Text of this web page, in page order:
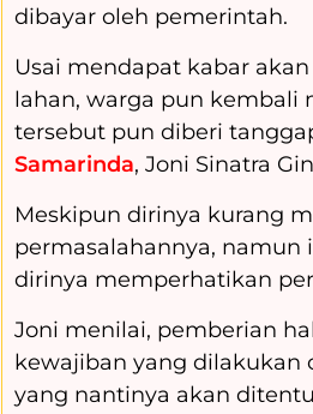
dibayar oleh pemerintah.
Usai mendapat kabar
lahan, warga pun kembali
tersebut pun diberi
Samarinda, Joni Sinatra
Meskipun dirinya kurang
permasalahannya,
dirinya memperhatikan
Joni menilai, pemberian
kewajiban yang dilakukan
yang nantinya akan